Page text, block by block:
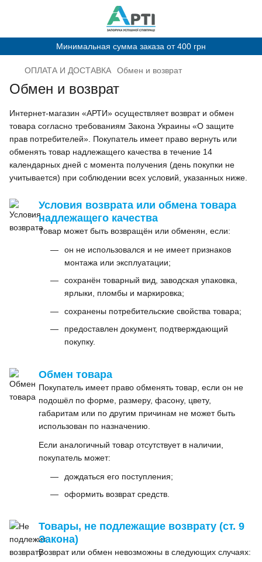
Минимальная сумма заказа от 400 грн
ОПЛАТА И ДОСТАВКА Обмен и возврат
Обмен и возврат
Интернет-магазин «АРТИ» осуществляет возврат и обмен
товара согласно требованиям Закона Украины «О защите
прав потребителей». Покупатель имеет право вернуть или
обменять товар надлежащего качества в течение 14
календарных дней с момента получения (день покупки не
учитывается) при соблюдении всех условий, указанных ниже.
Условия возврата или обмена товара
надлежащего качества
Товар может быть возвращён или обменян, если:
он не использовался и не имеет признаков
монтажа или эксплуатации;
сохранён товарный вид, заводская упаковка,
ярлыки, пломбы и маркировка;
сохранены потребительские свойства товара;
предоставлен документ, подтверждающий
покупку.
Обмен товара
Покупатель имеет право обменять товар, если он не
подошёл по форме, размеру, фасону, цвету,
габаритам или по другим причинам не может быть
использован по назначению.
Если аналогичный товар отсутствует в наличии,
покупатель может:
дождаться его поступления;
оформить возврат средств.
Товары, не подлежащие возврату (ст. 9
Закона)
Возврат или обмен невозможны в следующих случаях: